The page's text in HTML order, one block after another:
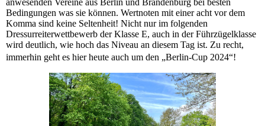
anwesenden Vereine aus Berlin und Brandenburg bei besten
Bedingungen was sie können. Wertnoten mit einer acht vor dem
Komma sind keine Seltenheit! Nicht nur im folgenden
Dressurreiterwettbewerb der Klasse E, auch in der Führzügelklasse
wird deutlich, wie hoch das Niveau an diesem Tag ist. Zu recht,
immerhin geht es hier heute auch um den „Berlin-Cup 2024“!